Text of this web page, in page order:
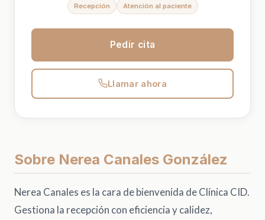
Recepción Atención al paciente
Pedir cita
Llamar ahora
Sobre Nerea Canales González
Nerea Canales es la cara de bienvenida de Clínica CID.
Gestiona la recepción con eficiencia y calidez,